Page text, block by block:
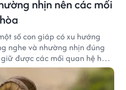
nhịn nên các mối
số con giáp có xu hướng
nghe và nhường nhịn đúng
được các mối quan hệ hài
mến từ những người xung